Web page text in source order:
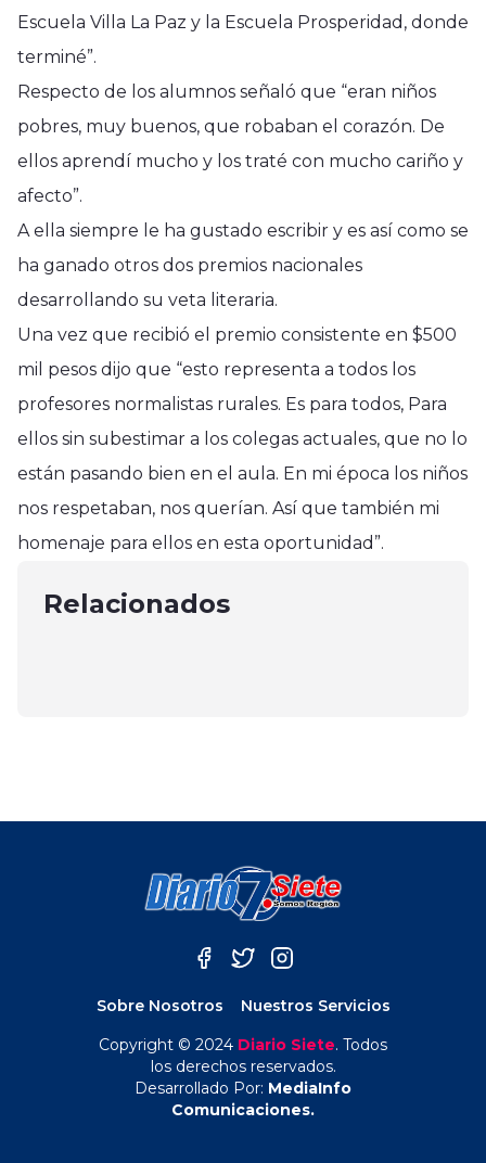
Escuela Villa La Paz y la Escuela Prosperidad, donde
terminé”.
Respecto de los alumnos señaló que “eran niños
pobres, muy buenos, que robaban el corazón. De
ellos aprendí mucho y los traté con mucho cariño y
afecto”.
A ella siempre le ha gustado escribir y es así como se
ha ganado otros dos premios nacionales
desarrollando su veta literaria.
Una vez que recibió el premio consistente en $500
mil pesos dijo que “esto representa a todos los
profesores normalistas rurales. Es para todos, Para
ellos sin subestimar a los colegas actuales, que no lo
están pasando bien en el aula. En mi época los niños
nos respetaban, nos querían. Así que también mi
homenaje para ellos en esta oportunidad”.
Relacionados
Nacional
Volcó bus con escolares del Maule
diciembre 7, 2024
Nacional
Molina
en ruta 5 sur en la jornada del
Sobre Nosotros
Nuestros Servicios
Copyright © 2024 Diario Siete. Todos
los derechos reservados.
Desarrollado Por: MediaInfo
Comunicaciones.